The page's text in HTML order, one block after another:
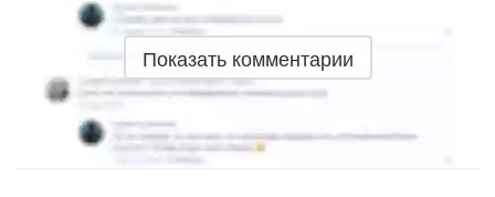
Показать комментарии